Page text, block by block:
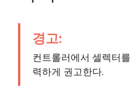
경고:
컨트롤러에서 셀렉터
력하게 권고한다.